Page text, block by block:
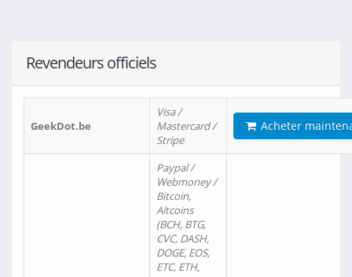
Revendeurs officiels
GeekDot.be
Visa /
Mastercard /
Stripe
Acheter
Paypal /
Webmoney /
Bitcoin,
Altcoins
(BCH, BTG,
CVC, DASH,
DOGE, EOS,
ETC, ETH,